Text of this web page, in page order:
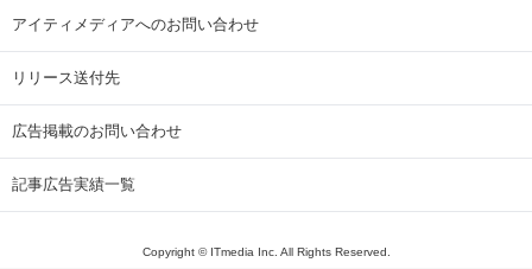
アイティメディアへのお問い合わせ
リリース送付先
広告掲載のお問い合わせ
記事広告実績一覧
Copyright © ITmedia Inc. All Rights Reserved.